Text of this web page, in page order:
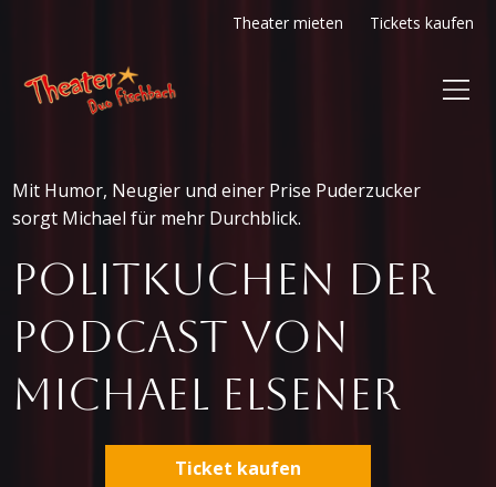
Theater mieten Tickets kaufen
Mit Humor, Neugier und einer Prise Puderzucker
sorgt Michael für mehr Durchblick.
POLITKUCHEN Der
Podcast von
Michael Elsener
Ticket kaufen